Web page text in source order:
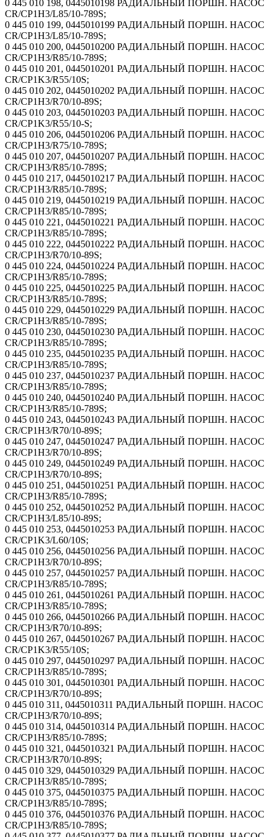
0 445 010 198, 0445010198 РАДИАЛЬНЫЙ ПОРШН. НАСОС
CR/CP1H3/L85/10-789S;
0 445 010 199, 0445010199 РАДИАЛЬНЫЙ ПОРШН. НАСОС
CR/CP1H3/L85/10-789S;
0 445 010 200, 0445010200 РАДИАЛЬНЫЙ ПОРШН. НАСОС
CR/CP1H3/R85/10-789S;
0 445 010 201, 0445010201 РАДИАЛЬНЫЙ ПОРШН. НАСОС
CR/CP1K3/R55/10S;
0 445 010 202, 0445010202 РАДИАЛЬНЫЙ ПОРШН. НАСОС
CR/CP1H3/R70/10-89S;
0 445 010 203, 0445010203 РАДИАЛЬНЫЙ ПОРШН. НАСОС
CR/CP1K3/R55/10-S;
0 445 010 206, 0445010206 РАДИАЛЬНЫЙ ПОРШН. НАСОС
CR/CP1H3/R75/10-789S;
0 445 010 207, 0445010207 РАДИАЛЬНЫЙ ПОРШН. НАСОС
CR/CP1H3/R85/10-789S;
0 445 010 217, 0445010217 РАДИАЛЬНЫЙ ПОРШН. НАСОС
CR/CP1H3/R85/10-789S;
0 445 010 219, 0445010219 РАДИАЛЬНЫЙ ПОРШН. НАСОС
CR/CP1H3/R85/10-789S;
0 445 010 221, 0445010221 РАДИАЛЬНЫЙ ПОРШН. НАСОС
CR/CP1H3/R85/10-789S;
0 445 010 222, 0445010222 РАДИАЛЬНЫЙ ПОРШН. НАСОС
CR/CP1H3/R70/10-89S;
0 445 010 224, 0445010224 РАДИАЛЬНЫЙ ПОРШН. НАСОС
CR/CP1H3/R85/10-789S;
0 445 010 225, 0445010225 РАДИАЛЬНЫЙ ПОРШН. НАСОС
CR/CP1H3/R85/10-789S;
0 445 010 229, 0445010229 РАДИАЛЬНЫЙ ПОРШН. НАСОС
CR/CP1H3/R85/10-789S;
0 445 010 230, 0445010230 РАДИАЛЬНЫЙ ПОРШН. НАСОС
CR/CP1H3/R85/10-789S;
0 445 010 235, 0445010235 РАДИАЛЬНЫЙ ПОРШН. НАСОС
CR/CP1H3/R85/10-789S;
0 445 010 237, 0445010237 РАДИАЛЬНЫЙ ПОРШН. НАСОС
CR/CP1H3/R85/10-789S;
0 445 010 240, 0445010240 РАДИАЛЬНЫЙ ПОРШН. НАСОС
CR/CP1H3/R85/10-789S;
0 445 010 243, 0445010243 РАДИАЛЬНЫЙ ПОРШН. НАСОС
CR/CP1H3/R70/10-89S;
0 445 010 247, 0445010247 РАДИАЛЬНЫЙ ПОРШН. НАСОС
CR/CP1H3/R70/10-89S;
0 445 010 249, 0445010249 РАДИАЛЬНЫЙ ПОРШН. НАСОС
CR/CP1H3/R70/10-89S;
0 445 010 251, 0445010251 РАДИАЛЬНЫЙ ПОРШН. НАСОС
CR/CP1H3/R85/10-789S;
0 445 010 252, 0445010252 РАДИАЛЬНЫЙ ПОРШН. НАСОС
CR/CP1H3/L85/10-89S;
0 445 010 253, 0445010253 РАДИАЛЬНЫЙ ПОРШН. НАСОС
CR/CP1K3/L60/10S;
0 445 010 256, 0445010256 РАДИАЛЬНЫЙ ПОРШН. НАСОС
CR/CP1H3/R70/10-89S;
0 445 010 257, 0445010257 РАДИАЛЬНЫЙ ПОРШН. НАСОС
CR/CP1H3/R85/10-789S;
0 445 010 261, 0445010261 РАДИАЛЬНЫЙ ПОРШН. НАСОС
CR/CP1H3/R85/10-789S;
0 445 010 266, 0445010266 РАДИАЛЬНЫЙ ПОРШН. НАСОС
CR/CP1H3/R70/10-89S;
0 445 010 267, 0445010267 РАДИАЛЬНЫЙ ПОРШН. НАСОС
CR/CP1K3/R55/10S;
0 445 010 297, 0445010297 РАДИАЛЬНЫЙ ПОРШН. НАСОС
CR/CP1H3/R85/10-789S;
0 445 010 301, 0445010301 РАДИАЛЬНЫЙ ПОРШН. НАСОС
CR/CP1H3/R70/10-89S;
0 445 010 311, 0445010311 РАДИАЛЬНЫЙ ПОРШН. НАСОС
CR/CP1H3/R70/10-89S;
0 445 010 314, 0445010314 РАДИАЛЬНЫЙ ПОРШН. НАСОС
CR/CP1H3/R85/10-789S;
0 445 010 321, 0445010321 РАДИАЛЬНЫЙ ПОРШН. НАСОС
CR/CP1H3/R70/10-89S;
0 445 010 329, 0445010329 РАДИАЛЬНЫЙ ПОРШН. НАСОС
CR/CP1H3/R85/10-789S;
0 445 010 375, 0445010375 РАДИАЛЬНЫЙ ПОРШН. НАСОС
CR/CP1H3/R85/10-789S;
0 445 010 376, 0445010376 РАДИАЛЬНЫЙ ПОРШН. НАСОС
CR/CP1H3/R85/10-789S;